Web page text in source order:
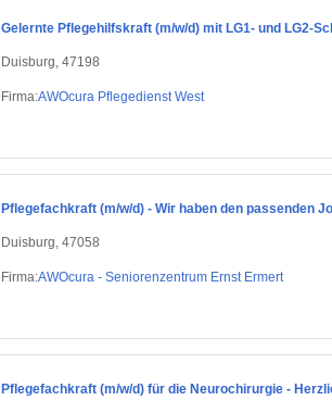
Gelernte Pflegehilfskraft (m/w/d) mit LG1- und LG2-
Duisburg, 47198
Firma:AWOcura Pflegedienst West
Pflegefachkraft (m/w/d) - Wir haben den passenden
Duisburg, 47058
Firma:AWOcura - Seniorenzentrum Ernst Ermert
Pflegefachkraft (m/w/d) für die Neurochirurgie -